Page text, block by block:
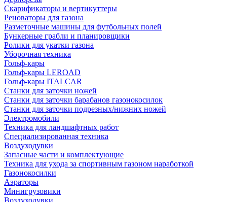
Скарификаторы и вертикуттеры
Реноваторы для газона
Разметочные машины для футбольных полей
Бункерные грабли и планировщики
Ролики для укатки газона
Уборочная техника
Гольф-кары
Гольф-кары LEROAD
Гольф-кары ITALCAR
Станки для заточки ножей
Станки для заточки барабанов газонокосилок
Станки для заточки подрезных/нижних ножей
Электромобили
Техника для ландшафтных работ
Специализированная техника
Воздуходувки
Запасные части и комплектующие
Техника для ухода за спортивным газоном наработкой
Газонокосилки
Аэраторы
Минигрузовики
Воздуходувки